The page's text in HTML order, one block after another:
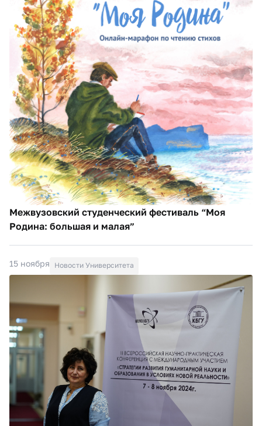
Межвузовский студенческий фестиваль “Моя
Родина: большая и малая”
15 ноября Новости Университета